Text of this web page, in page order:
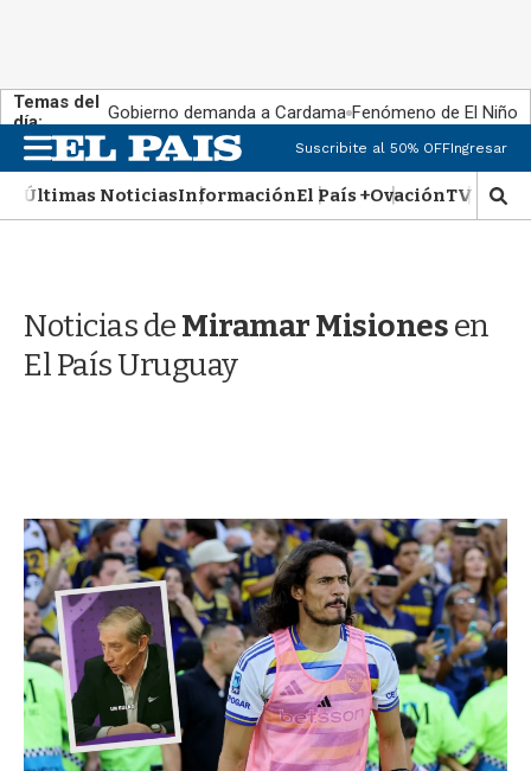
Temas del
día:
Gobierno demanda a Cardama Fenómeno de El Niño
M
e
n
u
Suscribite al 50% OFFIngresar
Últimas NoticiasInformaciónEl País +OvaciónTV Show
M
o
d
a
Noticias deMiramar Misionesen
El País Uruguay